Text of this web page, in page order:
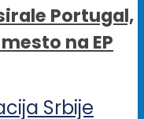
Portugal,
na EP